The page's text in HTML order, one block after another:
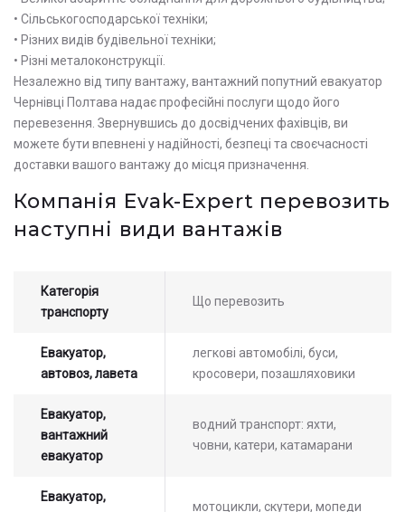
• Сільськогосподарської техніки;
• Різних видів будівельної техніки;
• Різні металоконструкції.
Незалежно від типу вантажу, вантажний попутний евакуатор
Чернівці Полтава надає професійні послуги щодо його
перевезення. Звернувшись до досвідчених фахівців, ви
можете бути впевнені у надійності, безпеці та своєчасності
доставки вашого вантажу до місця призначення.
Компанія Evak-Expert перевозить
наступні види вантажів
Категорія
транспорту
Що перевозить
Евакуатор,
автовоз, лавета
легкові автомобілі, буси,
кросовери, позашляховики
Евакуатор,
вантажний
евакуатор
водний транспорт: яхти,
човни, катери, катамарани
Евакуатор,
мотоцикли, скутери, мопеди
Оставьте заявку на просчет
стоимости услуг с нашим
Залиште заявку на прорахунок
вартості послуг з нашим